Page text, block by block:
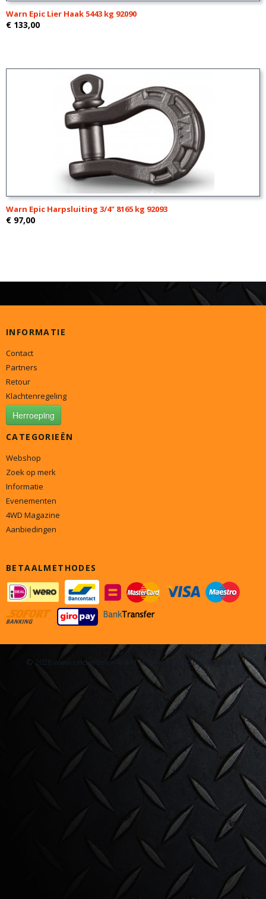
Warn Epic Lier Haak 5443 kg 92090
€ 133,00
Warn Epic Harpsluiting 3/4" 8165 kg 92093
€ 97,00
INFORMATIE
Contact
Partners
Retour
Klachtenregeling
Herroeping
CATEGORIEËN
Webshop
Zoek op merk
Informatie
Evenementen
4WD Magazine
Aanbiedingen
BETAALMETHODES
© 2026 www.onderdelen4x4.nl - Powered by Shoppagina.nl